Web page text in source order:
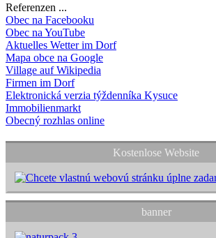
Referenzen ...
Obec na Facebooku
Obec na YouTube
Aktuelles Wetter im Dorf
Mapa obce na Google
Village auf Wikipedia
Firmen im Dorf
Elektronická verzia týždenníka Kysuce
Immobilienmarkt
Obecný rozhlas online
Kostenlose Website
banner